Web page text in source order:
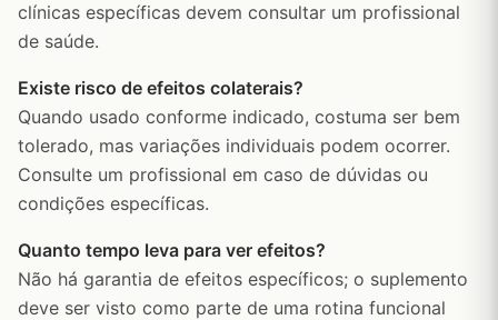
clínicas específicas devem consultar um profissional
de saúde.
Existe risco de efeitos colaterais?
Quando usado conforme indicado, costuma ser bem
tolerado, mas variações individuais podem ocorrer.
Consulte um profissional em caso de dúvidas ou
condições específicas.
Quanto tempo leva para ver efeitos?
Não há garantia de efeitos específicos; o suplemento
deve ser visto como parte de uma rotina funcional